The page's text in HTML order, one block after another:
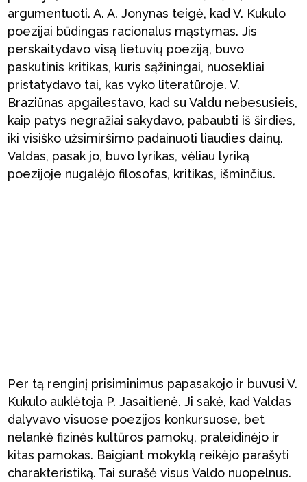
argumentuoti. A. A. Jonynas teigė, kad V. Kukulo
poezijai būdingas racionalus mąstymas. Jis
perskaitydavo visą lietuvių poeziją, buvo
paskutinis kritikas, kuris sąžiningai, nuosekliai
pristatydavo tai, kas vyko literatūroje. V.
Braziūnas apgailestavo, kad su Valdu nebesusieis,
kaip patys negražiai sakydavo, pabaubti iš širdies,
iki visiško užsimiršimo padainuoti liaudies dainų.
Valdas, pasak jo, buvo lyrikas, vėliau lyriką
poezijoje nugalėjo filosofas, kritikas, išminčius.
Per tą renginį prisiminimus papasakojo ir buvusi V.
Kukulo auklėtoja P. Jasaitienė. Ji sakė, kad Valdas
dalyvavo visuose poezijos konkursuose, bet
nelankė fizinės kultūros pamokų, praleidinėjo ir
kitas pamokas. Baigiant mokyklą reikėjo parašyti
charakteristiką. Tai surašė visus Valdo nuopelnus.